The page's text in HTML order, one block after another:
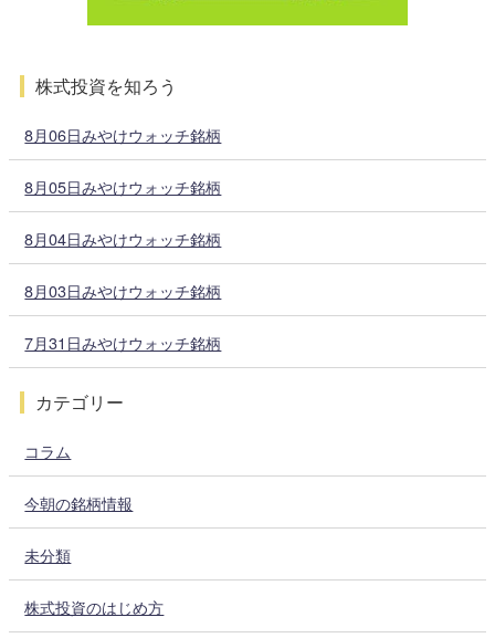
株式投資を知ろう
8月06日みやけウォッチ銘柄
8月05日みやけウォッチ銘柄
8月04日みやけウォッチ銘柄
8月03日みやけウォッチ銘柄
7月31日みやけウォッチ銘柄
カテゴリー
コラム
今朝の銘柄情報
未分類
株式投資のはじめ方